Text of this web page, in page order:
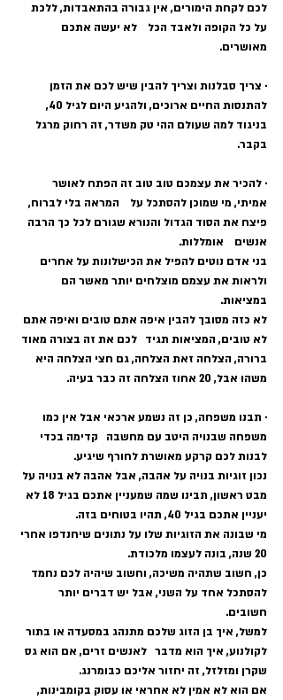
לכם לקחת הימורים, אין גבורה בהתאבדות, ללכת
על כל הקופה ולאבד הכל    לא יעשה אתכם
מאושרים.
· צריך סבלנות וצריך להבין שיש לכם את הזמן
להתנסות החיים ארוכים, ולהגיע היום לגיל 40,
בניגוד למה שעולם ההי טק משדר, זה רחוק מרגל
בקבר.
· להכיר את עצמכם טוב טוב זה הפתח לאושר
אמיתי, מי שמוכן להסתכל על    המראה בלי לברוח,
פיצח את הסוד הגדול והנורא שגורם לכל כך הרבה
אנשים    אומללות.
בני אדם נוטים להפיל את הכישלונות על אחרים
ולראות את עצמם מוצלחים יותר מאשר הם
במציאות.
לא כזה מסובך להבין איפה אתם טובים ואיפה אתם
לא טובים, המציאות תגיד   לכם את זה בצורה מאוד
ברורה, הצלחה זאת הצלחה, גם חצי הצלחה היא
משהו אבל, 20 אחוז הצלחה זה כבר בעיה.
· תבנו משפחה, כן זה נשמע ארכאי אבל אין כמו
משפחה שבנויה היטב עם מחשבה   קדימה בכדי
לבנות לכם קרקע מאושרת לחורף שיגיע.
נכון זוגיות בנויה על אהבה, אבל אהבה לא בנויה על
מבט ראשון, תבינו שמה שמעניין אתכם בגיל 18 לא
יעניין אתכם בגיל 40, תהיו בטוחים בזה.
מי שבונה את הזוגיות שלו על נתונים שיחנדפו אחרי
20 שנה, בונה לעצמו מלכודת.
כן, חשוב שתהיה משיכה, וחשוב שיהיה לכם נחמד
להסתכל אחד על השני, אבל יש דברים יותר
חשובים.
למשל, איך בן הזוג שלכם מתנהג במסעדה או בתור
לקולנוע, איך הוא מדבר   לאנשים זרים, אם הוא גס
שקרן ומזלזל, זה יחזור אליכם כבומרנג.
אם הוא לא אמין לא אחראי או עסוק בקומבינות,